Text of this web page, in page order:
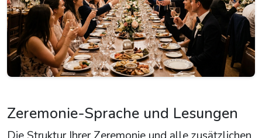
Zeremonie-Sprache und Lesungen